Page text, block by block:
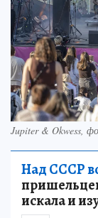
Jupiter & Okwess,
Над СССР
искала и